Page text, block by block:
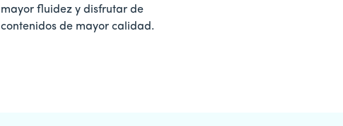
mayor fluidez y disfrutar de
contenidos de mayor calidad.